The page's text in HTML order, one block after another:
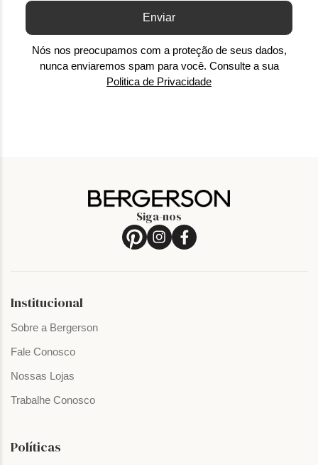
Enviar
Nós nos preocupamos com a proteção de seus dados,
nunca enviaremos spam para você. Consulte a sua
Politica de Privacidade
Siga-nos
Institucional
Sobre a Bergerson
Fale Conosco
Nossas Lojas
Trabalhe Conosco
Políticas